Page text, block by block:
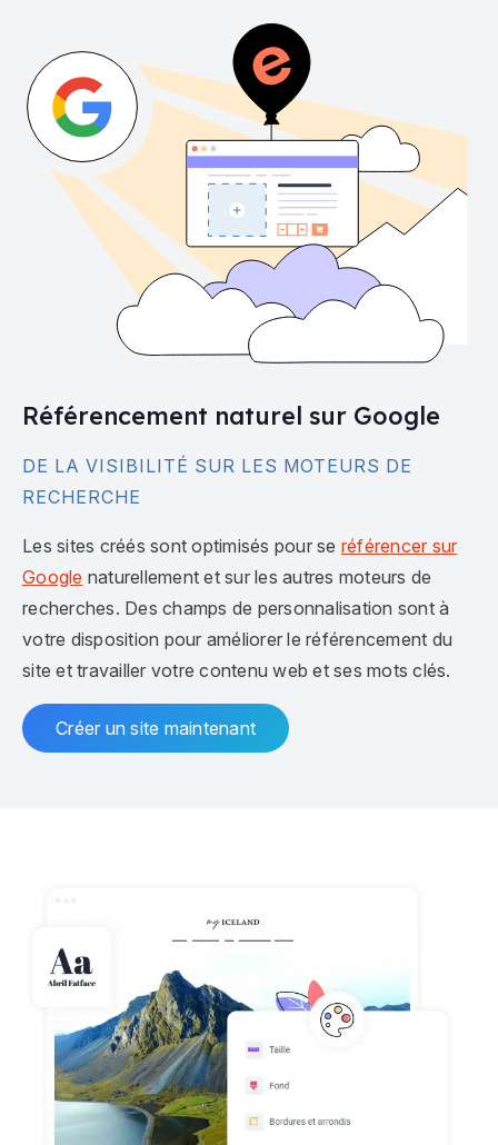
Référencement naturel sur Google
DE LA VISIBILITÉ SUR LES MOTEURS DE
RECHERCHE
Les sites créés sont optimisés pour se référencer sur
Google naturellement et sur les autres moteurs de
recherches. Des champs de personnalisation sont à
votre disposition pour améliorer le référencement du
site et travailler votre contenu web et ses mots clés.
Créer un site maintenant